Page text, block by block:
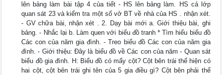
lên bảng làm bài tập 4 của tiết - HS lên bảng làm. HS cả lớp
quan sát 23 và kiểm tra một số vở BT về nhà của HS . nhận xét.
- GV chữa bài, nhận xét . 2. Dạy bài mới a. Giới thiệu bài, ghi
bảng. - Nhắc lại b. Làm quen với biểu đồ tranh * Tìm hiểu biểu đồ
Các con của năm gia đình. - Treo biểu đồ Các con của năm gia
đình. - Giới thiệu: Đây là biểu đồ về Các con của năm - Quan sát
biểu đồ gia đình. H: Biểu đồ có mấy cột? Cột bên trái thể hiện có
hai cột, cột bên trái ghi tên của 5 gia điều gì? Cột bên phải thể